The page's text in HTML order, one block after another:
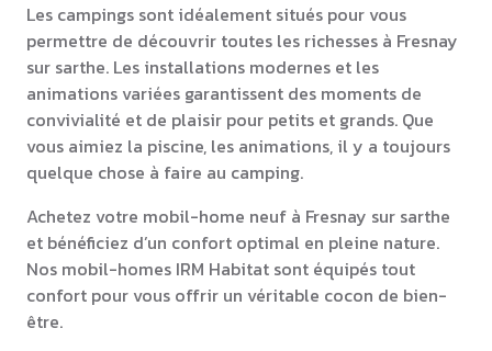
Les campings sont idéalement situés pour vous
permettre de découvrir toutes les richesses à Fresnay
sur sarthe. Les installations modernes et les
animations variées garantissent des moments de
convivialité et de plaisir pour petits et grands. Que
vous aimiez la piscine, les animations, il y a toujours
quelque chose à faire au camping.
Achetez votre mobil-home neuf à Fresnay sur sarthe
et bénéficiez d’un confort optimal en pleine nature.
Nos mobil-homes IRM Habitat sont équipés tout
confort pour vous offrir un véritable cocon de bien-
être.